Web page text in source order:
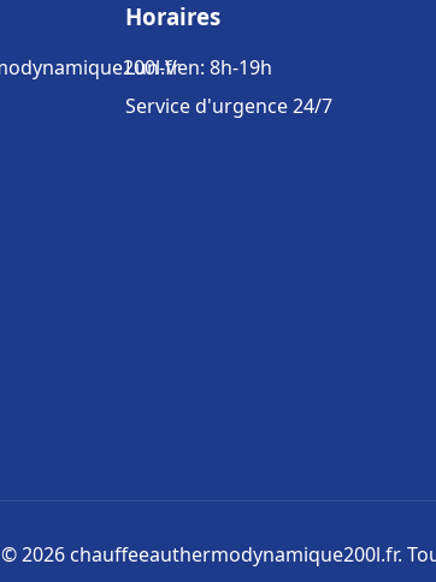
Horaires
Lun-Ven: 8h-19h
Service d'urgence 24/7
© 2026 chauffeeauthermodynamique200l.fr.